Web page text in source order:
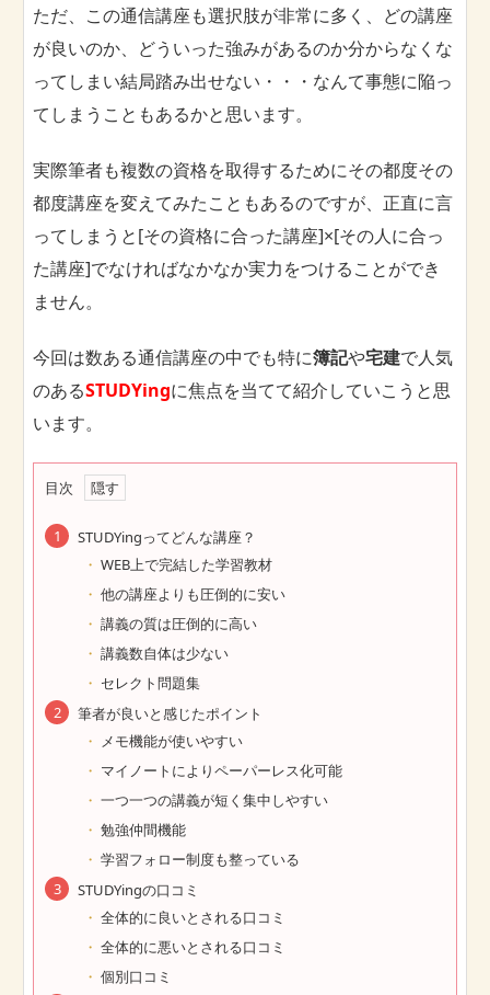
ただ、この通信講座も選択肢が非常に多く、どの講座
が良いのか、どういった強みがあるのか分からなくな
ってしまい結局踏み出せない・・・なんて事態に陥っ
てしまうこともあるかと思います。
実際筆者も複数の資格を取得するためにその都度その
都度講座を変えてみたこともあるのですが、正直に言
ってしまうと[その資格に合った講座]×[その人に合っ
た講座]でなければなかなか実力をつけることができ
ません。
今回は数ある通信講座の中でも特に簿記や宅建で人気
のあるSTUDYingに焦点を当てて紹介していこうと思
います。
目次
STUDYingってどんな講座？
WEB上で完結した学習教材
他の講座よりも圧倒的に安い
講義の質は圧倒的に高い
講義数自体は少ない
セレクト問題集
筆者が良いと感じたポイント
メモ機能が使いやすい
マイノートによりペーパーレス化可能
一つ一つの講義が短く集中しやすい
勉強仲間機能
学習フォロー制度も整っている
STUDYingの口コミ
全体的に良いとされる口コミ
全体的に悪いとされる口コミ
個別口コミ